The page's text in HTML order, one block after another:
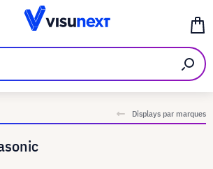
Displays par marques